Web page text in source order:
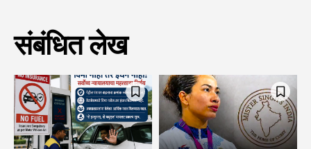
संबंधित लेख